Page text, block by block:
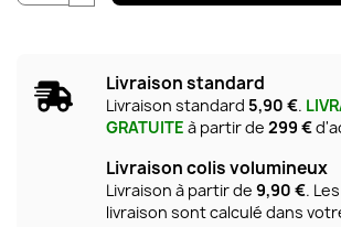
Livraison standard
Livraison standard 5,90 €.
GRATUITE à partir de 299 €
Livraison colis volumineux
Livraison à partir de 9,90 €.
livraison sont calculé dans